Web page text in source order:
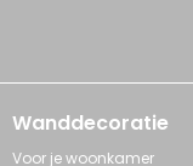
Wanddecoratie
Voor je woonkamer